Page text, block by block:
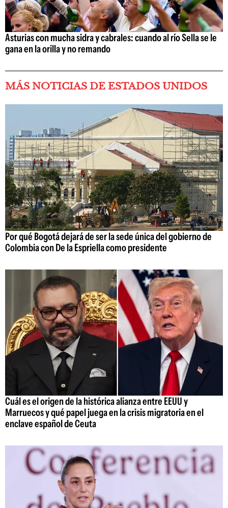
Asturias con mucha sidra y cabrales: cuando al río Sella se le
gana en la orilla y no remando
MÁS NOTICIAS DE ESTADOS UNIDOS
Por qué Bogotá dejará de ser la sede única del gobierno de
Colombia con De la Espriella como presidente
Cuál es el origen de la histórica alianza entre EEUU y
Marruecos y qué papel juega en la crisis migratoria en el
enclave español de Ceuta